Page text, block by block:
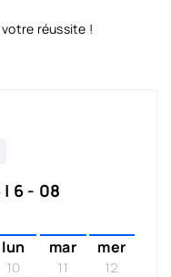
réussite !
6 - 08
lun
10
mar
11
mer
12